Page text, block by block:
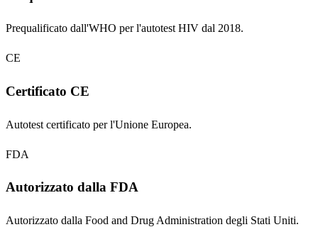
Prequalificato dall'WHO per l'autotest HIV dal 2018.
CE
Certificato CE
Autotest certificato per l'Unione Europea.
FDA
Autorizzato dalla FDA
Autorizzato dalla Food and Drug Administration degli Stati Uniti.